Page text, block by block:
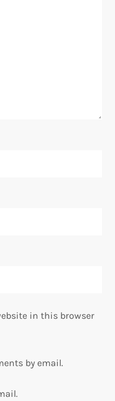
in this browser
by email.